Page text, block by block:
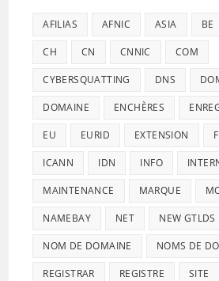
AFILIAS AFNIC ASIA BE
CH CN CNNIC COM
CYBERSQUATTING DNS
DOMAINE ENCHÈRES
EU EURID EXTENSION
ICANN IDN INFO
MAINTENANCE MARQUE
NAMEBAY NET NEW GTLDS
NOM DE DOMAINE NOMS DE
REGISTRAR REGISTRE SITE